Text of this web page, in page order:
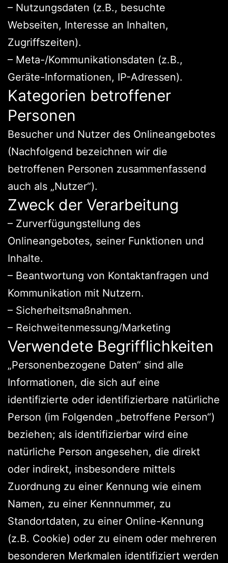
– Nutzungsdaten (z.B., besuchte
Webseiten, Interesse an Inhalten,
Zugriffszeiten).
– Meta-/Kommunikationsdaten (z.B.,
Geräte-Informationen, IP-Adressen).
Kategorien betroffener
Personen
Besucher und Nutzer des Onlineangebotes
(Nachfolgend bezeichnen wir die
betroffenen Personen zusammenfassend
auch als „Nutzer“).
Zweck der Verarbeitung
– Zurverfügungstellung des
Onlineangebotes, seiner Funktionen und
Inhalte.
– Beantwortung von Kontaktanfragen und
Kommunikation mit Nutzern.
– Sicherheitsmaßnahmen.
– Reichweitenmessung/Marketing
Verwendete Begrifflichkeiten
„Personenbezogene Daten“ sind alle
Informationen, die sich auf eine
identifizierte oder identifizierbare natürliche
Person (im Folgenden „betroffene Person“)
beziehen; als identifizierbar wird eine
natürliche Person angesehen, die direkt
oder indirekt, insbesondere mittels
Zuordnung zu einer Kennung wie einem
Namen, zu einer Kennnummer, zu
Standortdaten, zu einer Online-Kennung
(z.B. Cookie) oder zu einem oder mehreren
besonderen Merkmalen identifiziert werden